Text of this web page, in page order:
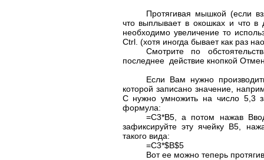
Протягивая мышкой (если
что выплывает в окошках и что
необходимо увеличение то
Ctrl. (хотя иногда бывает как раз
Смотрите по
последнее действие кнопкой
Если Вам нужно
которой записано значение,
Cнужно умножить на число 5,3
формула:
=C3*B5, а потом нажав
зафиксируйте эту ячейку B5 ,
такого вида:
=C3*$B$5
Вот ее можно теперь